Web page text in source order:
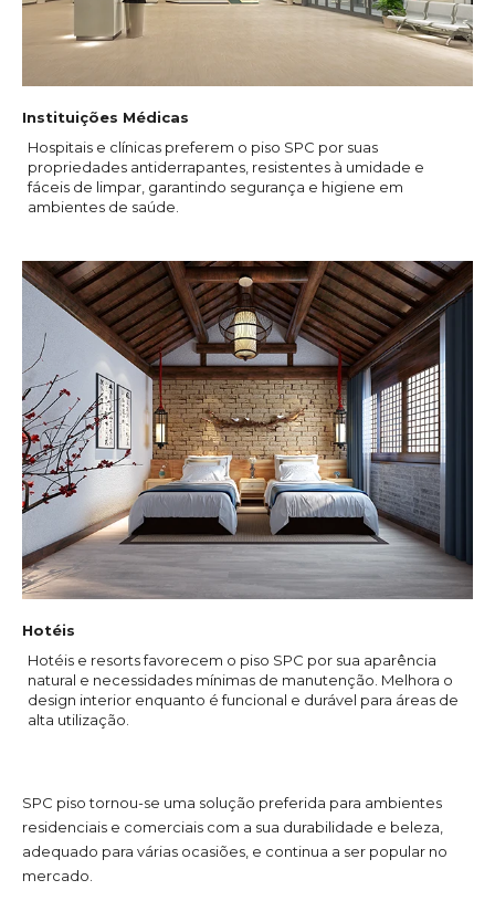
Instituições Médicas
Hospitais e clínicas preferem o piso SPC por suas
propriedades antiderrapantes, resistentes à umidade e
fáceis de limpar, garantindo segurança e higiene em
ambientes de saúde.
Hotéis
Hotéis e resorts favorecem o piso SPC por sua aparência
natural e necessidades mínimas de manutenção. Melhora o
design interior enquanto é funcional e durável para áreas de
alta utilização.
SPC piso tornou-se uma solução preferida para ambientes
residenciais e comerciais com a sua durabilidade e beleza,
adequado para várias ocasiões, e continua a ser popular no
mercado.